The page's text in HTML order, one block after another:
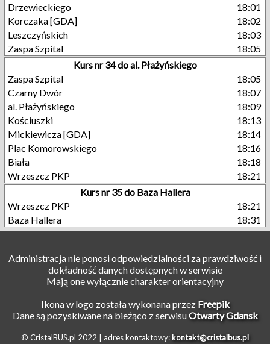
Drzewieckiego
18:01
Korczaka [GDA]
18:02
Leszczyńskich
18:03
Zaspa Szpital
18:05
Kurs nr 34 do al. Płażyńskiego
Zaspa Szpital
18:05
Czarny Dwór
18:07
al. Płażyńskiego
18:09
Kościuszki
18:13
Mickiewicza [GDA]
18:14
Plac Komorowskiego
18:16
Biała
18:18
Wrzeszcz PKP
18:21
Kurs nr 35 do Baza Hallera
Wrzeszcz PKP
18:21
Baza Hallera
18:31
Administracja nie ponosi odpowiedzialności za prawdziwość i
dokładność danych dostępnych w serwisie
Mają one wyłącznie charakter orientacyjny
Ikona w logo została wykonana przez Freepik
Dane są pozyskiwane na bieżąco z serwisuOtwarty Gdansk
© CristalBUS.pl 2022 | adres kontaktowy: kontakt@cristalbus.pl